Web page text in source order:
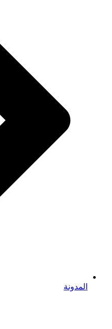
المدونة